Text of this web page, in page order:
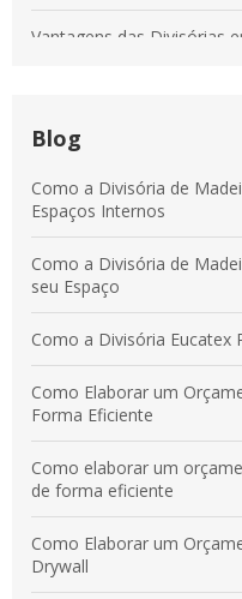
Vantagens das Divisórias
Aumentar a Produtividade
Vantagens das Divisórias
Ambientes Modernos e
Divisórias em Laminado
Ambientes Comerciais e
Blog
Como a Divisória de
Espaços Internos
Como a Divisória de
seu Espaço
Como a Divisória Eucatex
Como Elaborar um
Forma Eficiente
Como elaborar um
de forma eficiente
Como Elaborar um
Drywall